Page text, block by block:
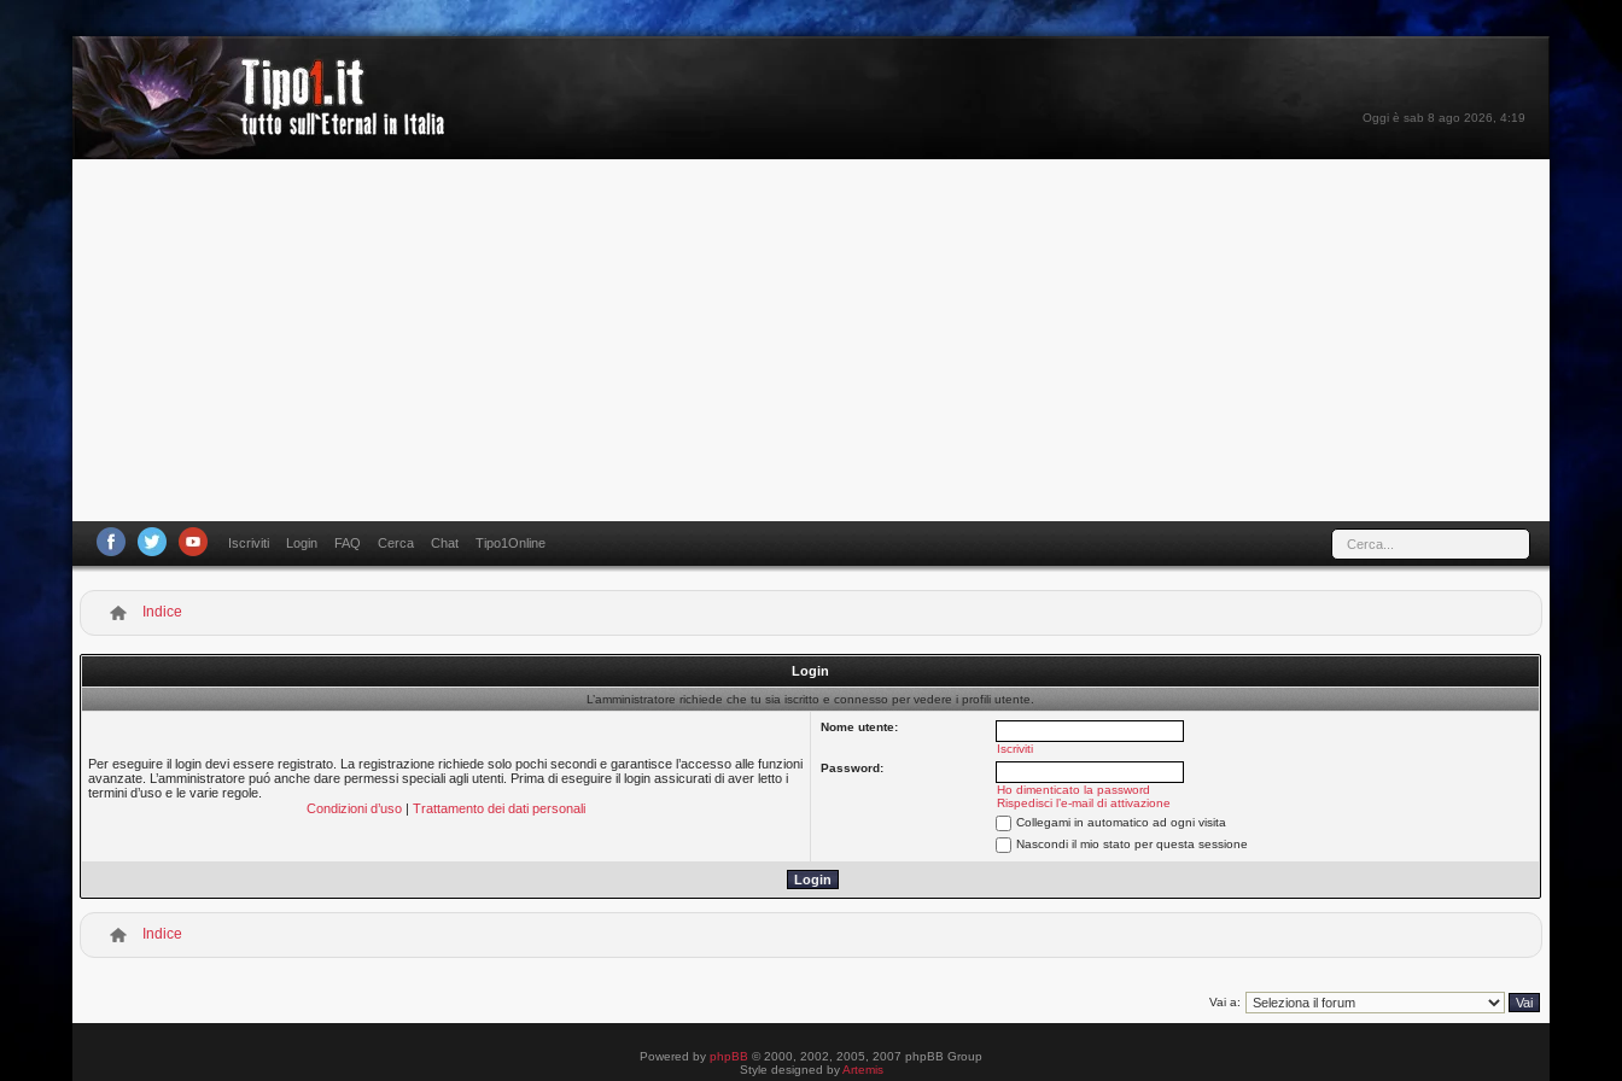
Oggi è sab 8 ago 2026, 4:19
Iscriviti Login FAQ Cerca Chat Tipo1Online
Indice
Login
L’amministratore richiede che tu sia iscritto e connesso per vedere i profili utente.
Per eseguire il login devi essere registrato. La registrazione richiede solo pochi secondi e garantisce l’accesso alle funzioni
avanzate. L’amministratore puó anche dare permessi speciali agli utenti. Prima di eseguire il login assicurati di aver letto i
termini d’uso e le varie regole.
Condizioni d’uso |Trattamento dei dati personali
Nome utente:
Iscriviti
Password:
Ho dimenticato la password
Rispedisci l’e-mail di attivazione
Collegami in automatico ad ogni visita
Nascondi il mio stato per questa sessione
Indice
Vai a:
Powered by phpBB © 2000, 2002, 2005, 2007 phpBB Group
Style designed byArtemis